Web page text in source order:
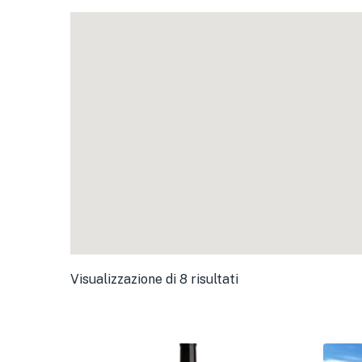
Visualizzazione di 8 risultati